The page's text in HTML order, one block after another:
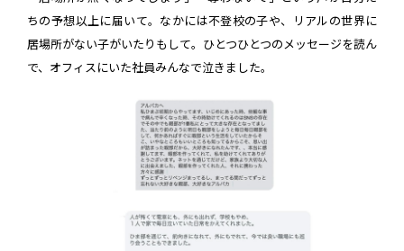
ちの予想以上に届いて。なかには不登校の子や、リアルの世界に
居場所がない子がいたりもして。ひとつひとつのメッセージを読ん
で、オフィスにいた社員みんなで泣きました。